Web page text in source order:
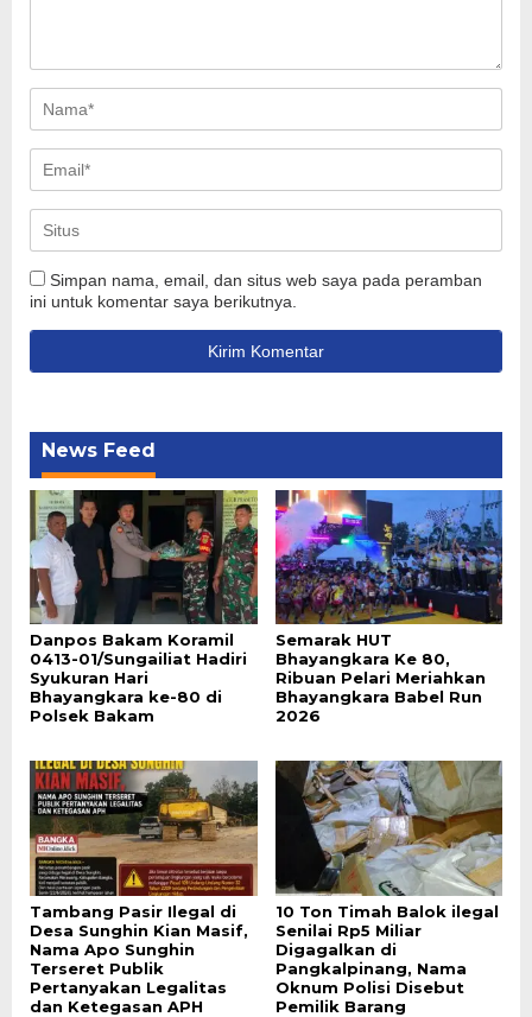
Simpan nama, email, dan situs web saya pada peramban
ini untuk komentar saya berikutnya.
News Feed
Danpos Bakam Koramil
0413-01/Sungailiat Hadiri
Syukuran Hari
Bhayangkara ke-80 di
Polsek Bakam
Semarak HUT
Bhayangkara Ke 80,
Ribuan Pelari Meriahkan
Bhayangkara Babel Run
2026
Tambang Pasir Ilegal di
Desa Sunghin Kian Masif,
Nama Apo Sunghin
Terseret Publik
Pertanyakan Legalitas
dan Ketegasan APH
10 Ton Timah Balok ilegal
Senilai Rp5 Miliar
Digagalkan di
Pangkalpinang, Nama
Oknum Polisi Disebut
Pemilik Barang